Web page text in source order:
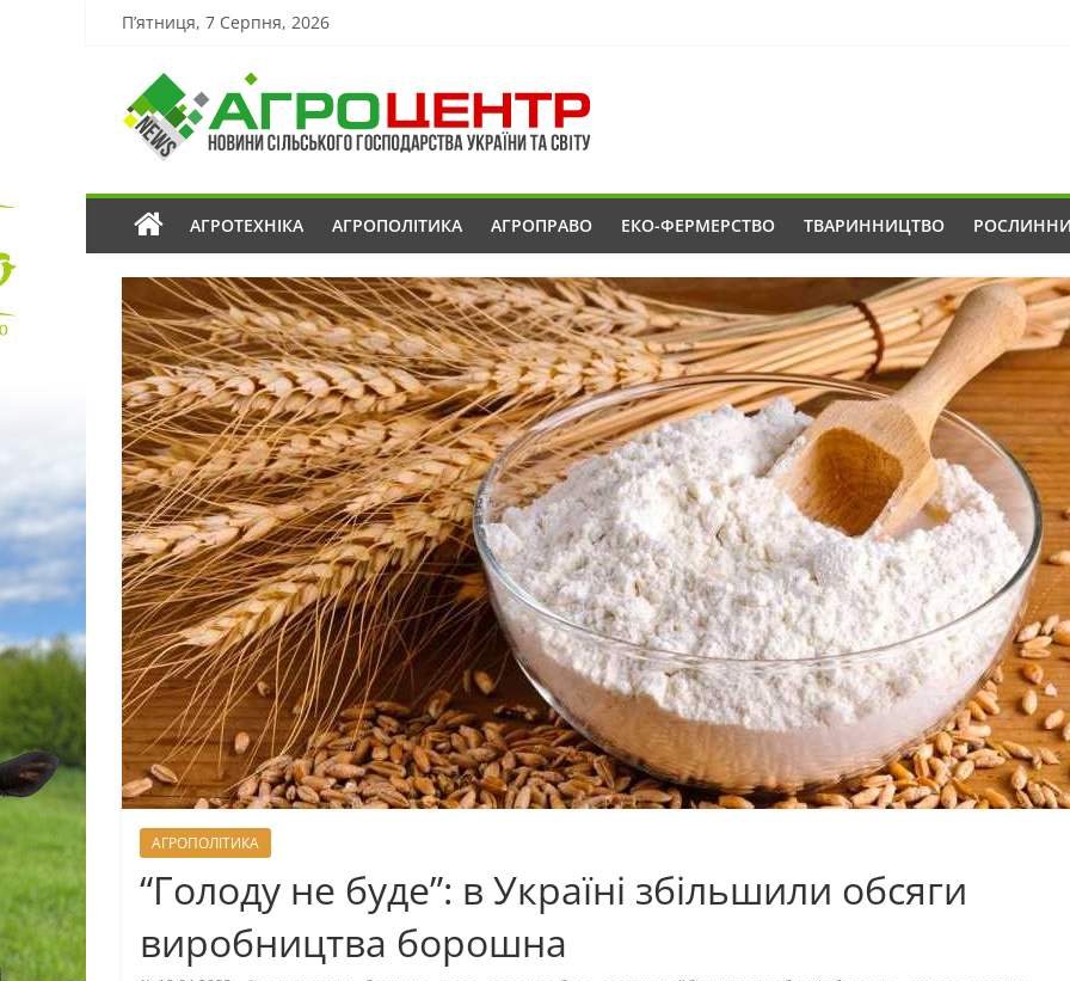
П’ятниця, 7 Серпня, 2026
АГРОТЕХНІКА АГРОПОЛІТИКА АГРОПРАВО ЕКО-ФЕРМЕРСТВО ТВАРИННИЦТВО
АГРОПОЛІТИКА
“Голоду не буде”: в Україні збільшили обсяги
виробництва борошна